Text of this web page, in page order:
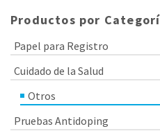
Productos por
Papel para Registro
Cuidado de la Salud
Otros
Pruebas Antidoping